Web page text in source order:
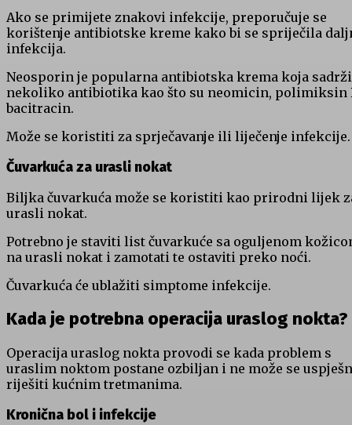
Ako se primijete znakovi infekcije, preporučuje se
korištenje antibiotske kreme kako bi se spriječila
infekcija.
Neosporin je popularna antibiotska krema koja sadrži
nekoliko antibiotika kao što su neomicin, polimiksin
bacitracin.
Može se koristiti za sprječavanje ili liječenje infekcije.
Čuvarkuća za urasli nokat
Biljka čuvarkuća može se koristiti kao prirodni lijek
urasli nokat.
Potrebno je staviti list čuvarkuće sa oguljenom
na urasli nokat i zamotati te ostaviti preko noći.
Čuvarkuća će ublažiti simptome infekcije.
Kada je potrebna operacija uraslog nokta?
Operacija uraslog nokta provodi se kada problem s
uraslim noktom postane ozbiljan i ne može se
riješiti kućnim tretmanima.
Kronična bol i infekcije